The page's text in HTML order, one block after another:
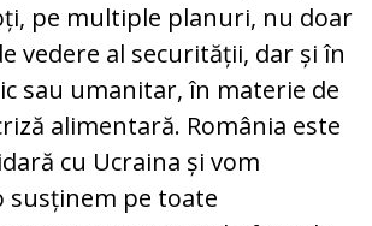
pe multiple planuri, nu doar
vedere al securității, dar și în
sau umanitar, în materie de
alimentară. România este
cu Ucraina și vom
susținem pe toate